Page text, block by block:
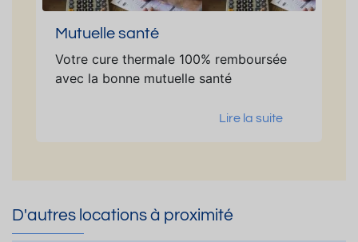
Mutuelle santé
Votre cure thermale 100% remboursée
avec la bonne mutuelle santé
Lire la suite
D'autres locations à proximité